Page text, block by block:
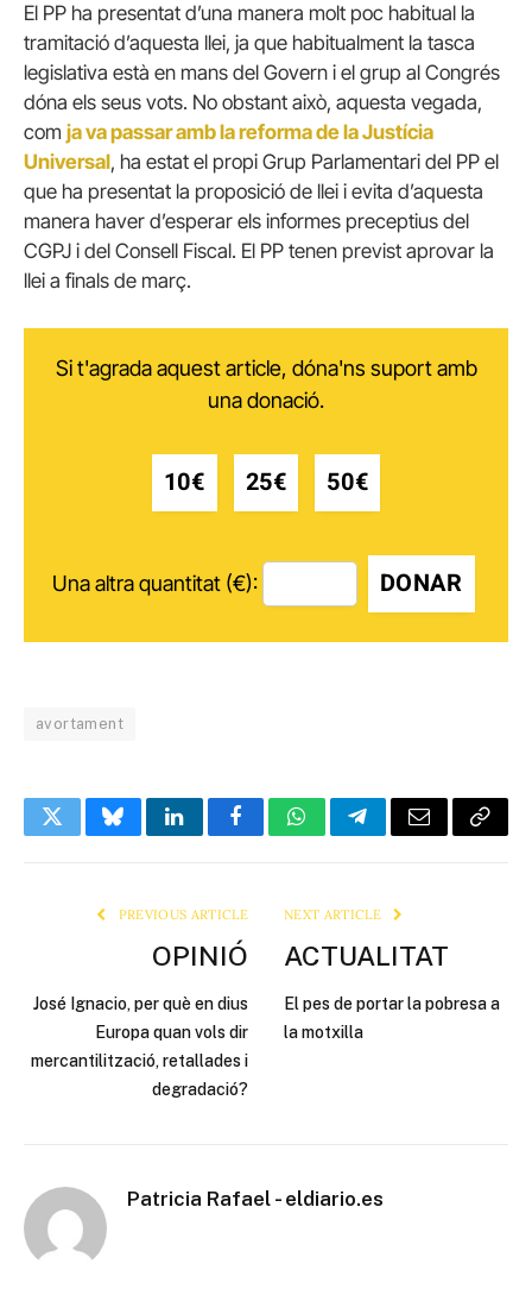
El PP ha presentat d’una manera molt poc habitual la
tramitació d’aquesta llei, ja que habitualment la tasca
legislativa està en mans del Govern i el grup al Congrés
dóna els seus vots. No obstant això, aquesta vegada,
com ja va passar amb la reforma de la Justícia
Universal, ha estat el propi Grup Parlamentari del PP el
que ha presentat la proposició de llei i evita d’aquesta
manera haver d’esperar els informes preceptius del
CGPJ i del Consell Fiscal. El PP tenen previst aprovar la
llei a finals de març.
Si t'agrada aquest article, dóna'ns suport amb
una donació.
10€ 25€ 50€
Una altra quantitat (€): DONAR
avortament
TwitterBlueskyLinkedInFacebookWhatsAppTelegramEmail Copy
PREVIOUS ARTICLE
OPINIÓ
José Ignacio, per què en dius
Europa quan vols dir
mercantilització, retallades i
degradació?
NEXT ARTICLE
ACTUALITAT
El pes de portar la pobresa a
la motxilla
Patricia Rafael - eldiario.es